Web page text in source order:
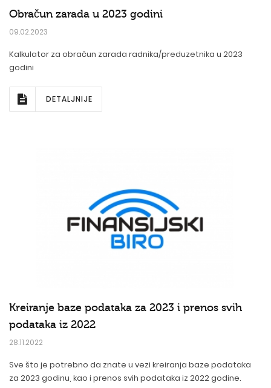
Obračun zarada u 2023 godini
09.02.2023
Kalkulator za obračun zarada radnika/preduzetnika u 2023
godini
DETALJNIJE
Kreiranje baze podataka za 2023 i prenos svih
podataka iz 2022
28.11.2022
Sve što je potrebno da znate u vezi kreiranja baze podataka
za 2023 godinu, kao i prenos svih podataka iz 2022 godine.